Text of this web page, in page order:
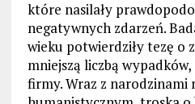
które nasilały
negatywnych zdarzeń.
wieku potwierdziły tezę o
mniejszą liczbą
firmy. Wraz z narodzinami